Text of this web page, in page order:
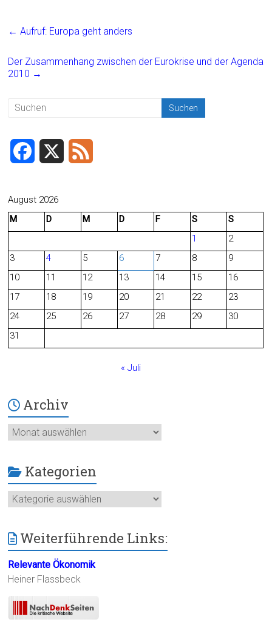
ce
o
ai t
e
← Aufruf: Europa geht anders
Der Zusammenhang zwischen der Eurokrise und der Agenda
2010 →
c
o
August 2026
M
D M D F S
S
1
2
3
4 5 6 7 8
9
10
11 12 13 14 15
16
17
18 19 20 21 22
23
24
25 26 27 28 29
30
31
« Juli
Archiv
Archiv
Kategorien
Kategorien
Weiterführende Links:
Relevante Ökonomik
Heiner Flassbeck